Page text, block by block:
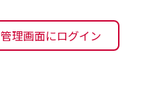
管理画面にログイン